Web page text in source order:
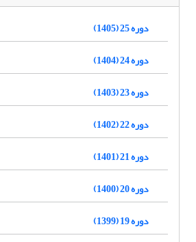
دوره 25 (1405)
دوره 24 (1404)
دوره 23 (1403)
دوره 22 (1402)
دوره 21 (1401)
دوره 20 (1400)
دوره 19 (1399)